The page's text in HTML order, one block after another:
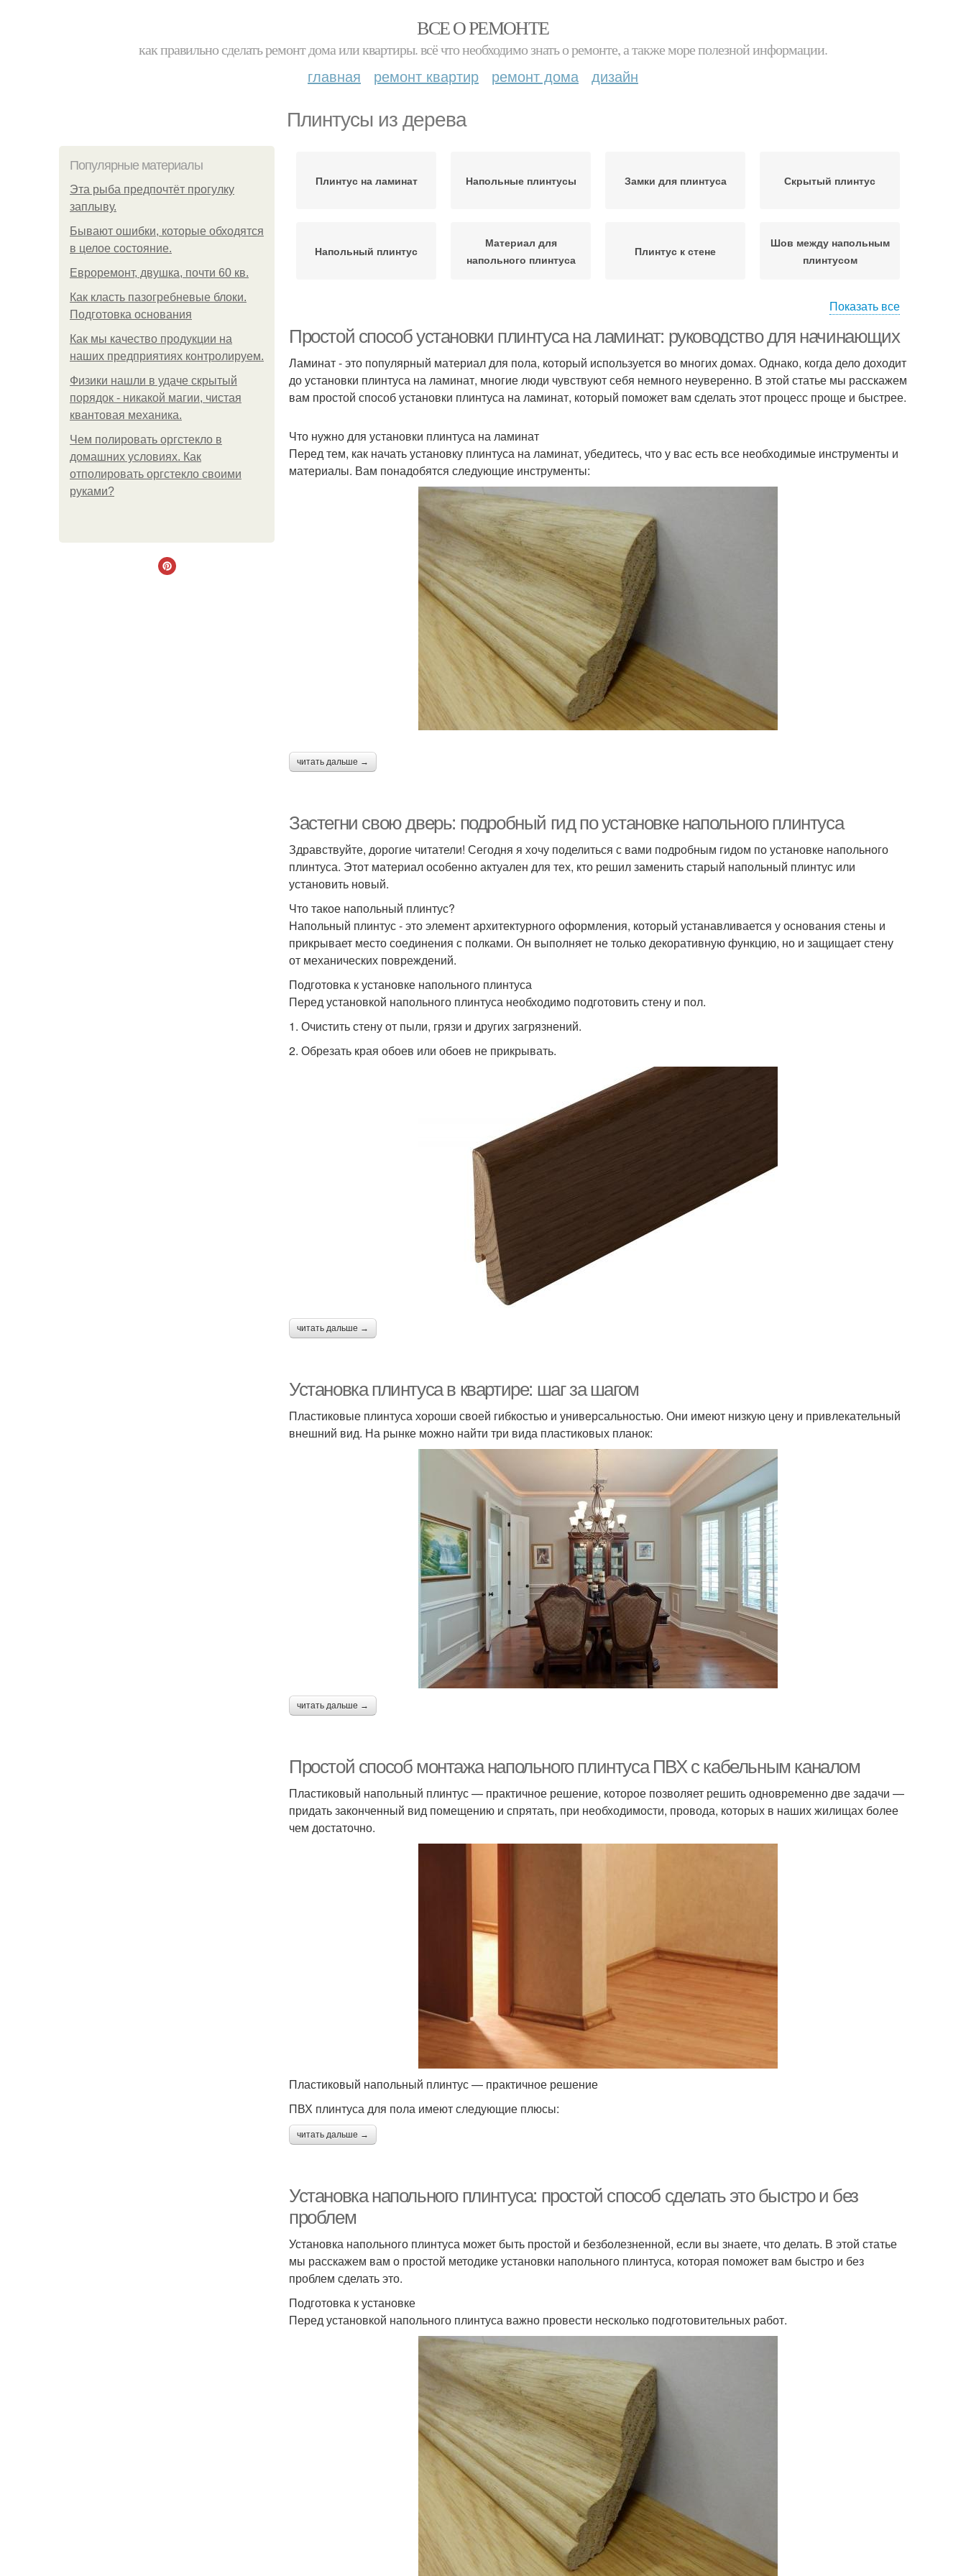
ВСЕ О РЕМОНТЕ
как правильно сделать ремонт дома или квартиры. всё что необходимо знать о ремонте, а также море полезной информации.
главная ремонт квартир ремонт дома дизайн
Плинтусы из дерева
Популярные материалы
Эта рыба предпочтёт прогулку
заплыву.
Бывают ошибки, которые обходятся
в целое состояние.
Евроремонт, двушка, почти 60 кв.
Как класть пазогребневые блоки.
Подготовка основания
Как мы качество продукции на
наших предприятиях контролируем.
Физики нашли в удаче скрытый
порядок - никакой магии, чистая
квантовая механика.
Чем полировать оргстекло в
домашних условиях. Как
отполировать оргстекло своими
руками?
Плинтус на ламинат Напольные плинтусы Замки для плинтуса Скрытый плинтус
Напольный плинтус
Материал для
напольного плинтуса
Плинтус к стене
Шов между напольным
плинтусом
Шпонированный
плинтус
Деревянные плинтусы
Дюполимерные
плинтусы
Плинтус от артема
Плинтус от пыли Пластиковые плинтусы
Плинтус для
Плинтус для комнаты
Плинтусы из пластика Плинтус на стену
Полиуретановый
плинтус
Плинтус из
дюрополимера
Плинтус к полу Плинтус к стенам
Показать все
Простой способ установки плинтуса на ламинат: руководство для начинающих
Ламинат - это популярный материал для пола, который используется во многих домах. Однако, когда дело доходит
до установки плинтуса на ламинат, многие люди чувствуют себя немного неуверенно. В этой статье мы расскажем
вам простой способ установки плинтуса на ламинат, который поможет вам сделать этот процесс проще и быстрее.
Что нужно для установки плинтуса на ламинат
Перед тем, как начать установку плинтуса на ламинат, убедитесь, что у вас есть все необходимые инструменты и
материалы. Вам понадобятся следующие инструменты:
читать дальше →
Застегни свою дверь: подробный гид по установке напольного плинтуса
Здравствуйте, дорогие читатели! Сегодня я хочу поделиться с вами подробным гидом по установке напольного
плинтуса. Этот материал особенно актуален для тех, кто решил заменить старый напольный плинтус или
установить новый.
Что такое напольный плинтус?
Напольный плинтус - это элемент архитектурного оформления, который устанавливается у основания стены и
прикрывает место соединения с полками. Он выполняет не только декоративную функцию, но и защищает стену
от механических повреждений.
Подготовка к установке напольного плинтуса
Перед установкой напольного плинтуса необходимо подготовить стену и пол.
1. Очистить стену от пыли, грязи и других загрязнений.
2. Обрезать края обоев или обоев не прикрывать.
читать дальше →
Установка плинтуса в квартире: шаг за шагом
Пластиковые плинтуса хороши своей гибкостью и универсальностью. Они имеют низкую цену и привлекательный
внешний вид. На рынке можно найти три вида пластиковых планок:
читать дальше →
Простой способ монтажа напольного плинтуса ПВХ с кабельным каналом
Пластиковый напольный плинтус — практичное решение, которое позволяет решить одновременно две задачи —
придать законченный вид помещению и спрятать, при необходимости, провода, которых в наших жилищах более
чем достаточно.
Пластиковый напольный плинтус — практичное решение
ПВХ плинтуса для пола имеют следующие плюсы:
читать дальше →
Установка напольного плинтуса: простой способ сделать это быстро и без
проблем
Установка напольного плинтуса может быть простой и безболезненной, если вы знаете, что делать. В этой статье
мы расскажем вам о простой методике установки напольного плинтуса, которая поможет вам быстро и без
проблем сделать это.
Подготовка к установке
Перед установкой напольного плинтуса важно провести несколько подготовительных работ.